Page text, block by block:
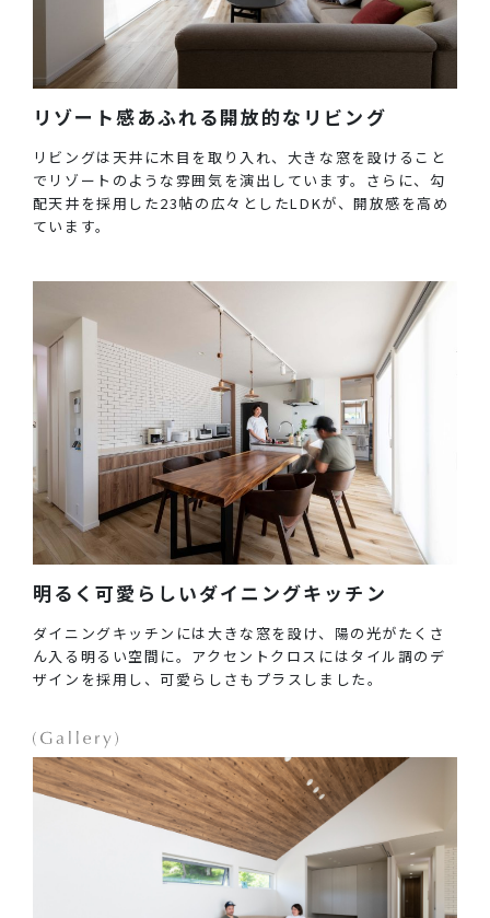
リゾート感あふれる開放的なリビング
リビングは天井に木目を取り入れ、大きな窓を設けること
でリゾートのような雰囲気を演出しています。さらに、勾
配天井を採用した23帖の広々としたLDKが、開放感を高め
ています。
明るく可愛らしいダイニングキッチン
ダイニングキッチンには大きな窓を設け、陽の光がたくさ
ん入る明るい空間に。アクセントクロスにはタイル調のデ
ザインを採用し、可愛らしさもプラスしました。